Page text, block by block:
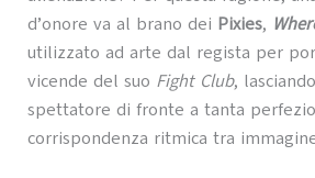
d’onore va al brano dei Pixies,
utilizzato ad arte dal regista per
vicende del suo Fight Club,
spettatore di fronte a tanta
corrispondenza ritmica tra